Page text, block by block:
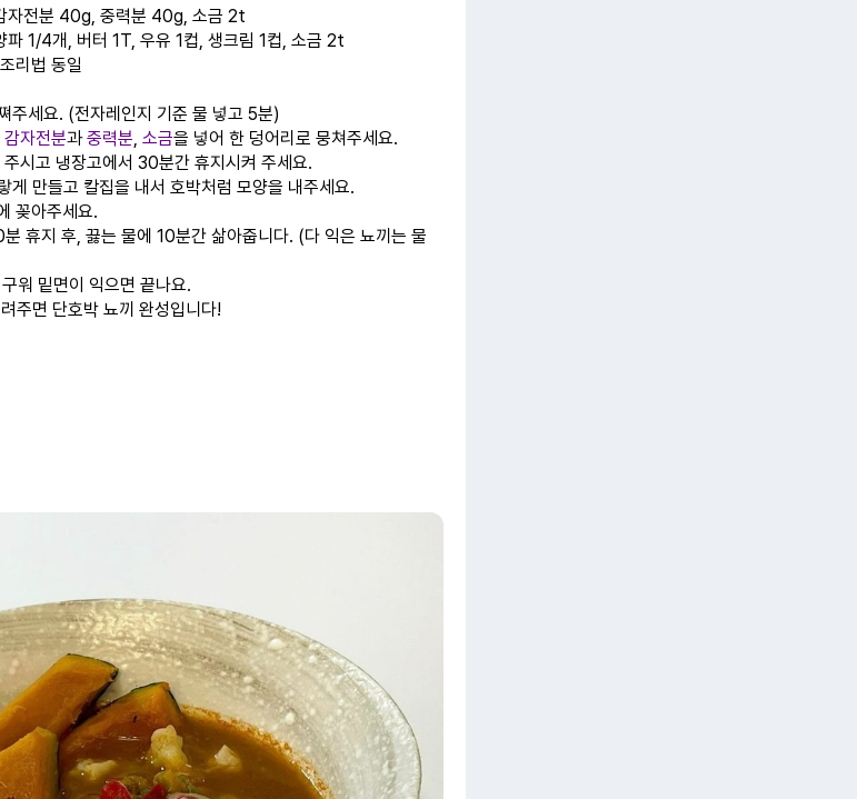
자전분 40g, 중력분 40g, 소금 2t
1/4개, 버터 1T, 우유 1컵, 생크림 1컵, 소금 2t
리법 동일
주세요. (전자레인지 기준 물 넣고 5분)
감자전분과중력분, 소금을 넣어 한 덩어리로 뭉쳐주세요.
시고 냉장고에서 30분간 휴지시켜 주세요.
게 만들고 칼집을 내서 호박처럼 모양을 내주세요.
꽂아주세요.
휴지 후, 끓는 물에 10분간 삶아줍니다. (다 익은 뇨끼는 물
워 밑면이 익으면 끝나요.
주면 단호박 뇨끼 완성입니다!